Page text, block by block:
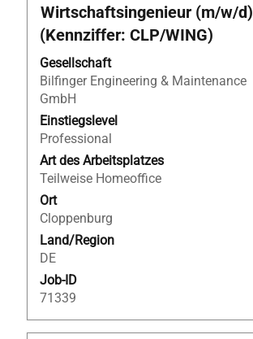
Stellenbezeichnung
Wirtschaftsingenieur (m/w/d)
(Kennziffer: CLP/WING)
Gesellschaft
Bilfinger Engineering & Maintenance
GmbH
Einstiegslevel
Professional
Art des Arbeitsplatzes
Teilweise Homeoffice
Ort
Cloppenburg
Land/Region
DE
Job-ID
71339
Drücken
Sie
die
Leertaste,
um
die
Stelleninformationen
vollständig
anzuzeigen.